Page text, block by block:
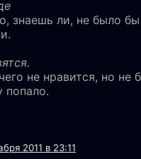
знаешь ли, не было
не нравится, но не
попало.
2011 в 23:11